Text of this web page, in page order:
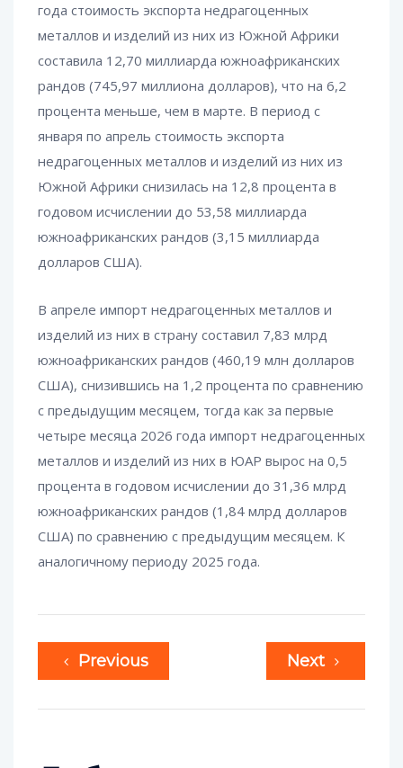
года стоимость экспорта недрагоценных
металлов и изделий из них из Южной Африки
составила 12,70 миллиарда южноафриканских
рандов (745,97 миллиона долларов), что на 6,2
процента меньше, чем в марте. В период с
января по апрель стоимость экспорта
недрагоценных металлов и изделий из них из
Южной Африки снизилась на 12,8 процента в
годовом исчислении до 53,58 миллиарда
южноафриканских рандов (3,15 миллиарда
долларов США).
В апреле импорт недрагоценных металлов и
изделий из них в страну составил 7,83 млрд
южноафриканских рандов (460,19 млн долларов
США), снизившись на 1,2 процента по сравнению
с предыдущим месяцем, тогда как за первые
четыре месяца 2026 года импорт недрагоценных
металлов и изделий из них в ЮАР вырос на 0,5
процента в годовом исчислении до 31,36 млрд
южноафриканских рандов (1,84 млрд долларов
США) по сравнению с предыдущим месяцем. К
аналогичному периоду 2025 года.
Previous Next